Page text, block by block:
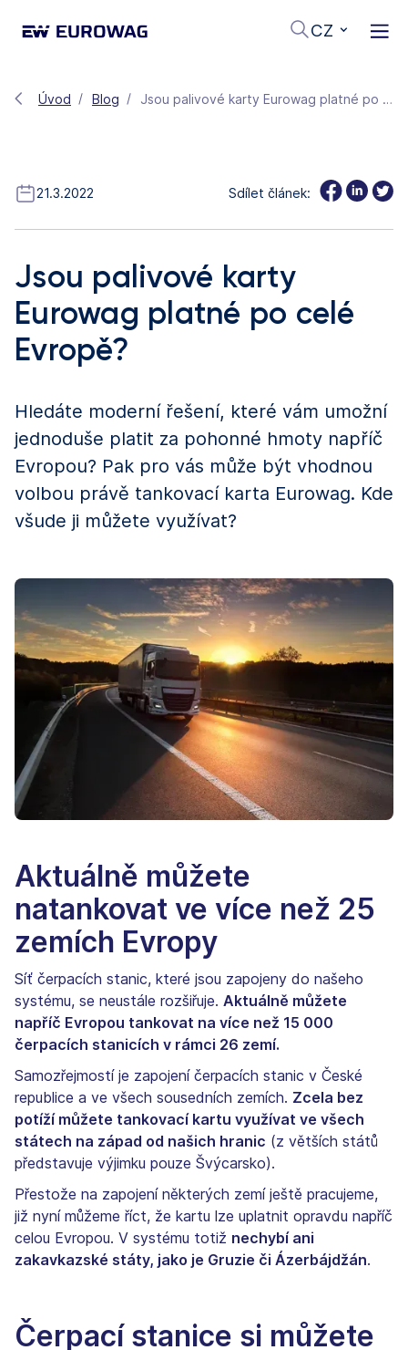
CZ
Úvod Blog Jsou palivové karty Eurowag platné po celé Evropě?
21.3.2022 Sdílet článek:
Jsou palivové karty
Eurowag platné po celé
Evropě?
Hledáte moderní řešení, které vám umožní
jednoduše platit za pohonné hmoty napříč
Evropou? Pak pro vás může být vhodnou
volbou právě tankovací karta Eurowag. Kde
všude ji můžete využívat?
Aktuálně můžete
natankovat ve více než 25
zemích Evropy
Síť čerpacích stanic, které jsou zapojeny do našeho
systému, se neustále rozšiřuje. Aktuálně můžete
napříč Evropou tankovat na více než 15 000
čerpacích stanicích v rámci 26 zemí.
Samozřejmostí je zapojení čerpacích stanic v České
republice a ve všech sousedních zemích. Zcela bez
potíží můžete tankovací kartu využívat ve všech
státech na západ od našich hranic (z větších států
představuje výjimku pouze Švýcarsko).
Přestože na zapojení některých zemí ještě pracujeme,
již nyní můžeme říct, že kartu lze uplatnit opravdu napříč
celou Evropou. V systému totiž nechybí ani
zakavkazské státy, jako je Gruzie či Ázerbájdžán.
Čerpací stanice si můžete